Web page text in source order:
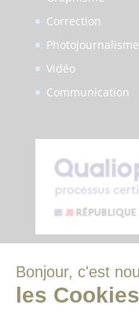
Correction
Photojournalisme
Vidéo
Communication